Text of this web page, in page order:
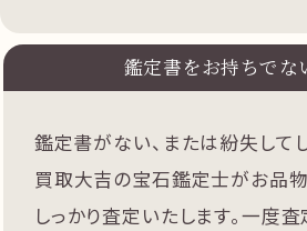
鑑定書をお持ちでな
鑑定書がない、または紛失して
買取大吉の宝石鑑定士がお品
しっかり査定いたします。一度